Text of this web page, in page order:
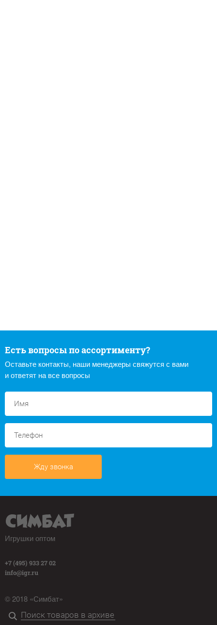
Есть вопросы по ассортименту?
Оставьте контакты, наши менеджеры свяжутся с вами
и ответят на все вопросы
Жду звонка
Игрушки оптом
+7 (495) 933 27 02
info@igr.ru
© 2018 «Симбат»